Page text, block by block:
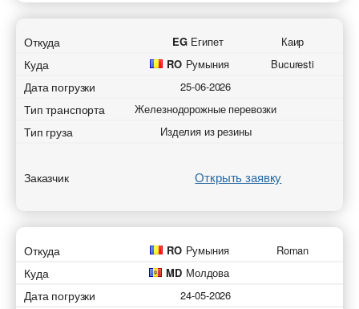
Откуда EG Египет Каир
Куда RO Румыния Bucuresti
Дата погрузки 25-06-2026
Тип транспорта Железнодорожные перевозки
Тип груза Изделия из резины
Заказчик Открыть заявку
Откуда RO Румыния Roman
Куда MD Молдова
Дата погрузки 24-05-2026